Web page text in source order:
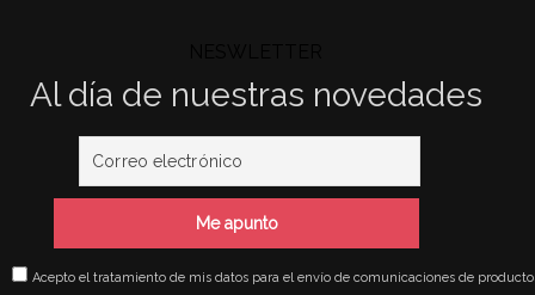
Al día de nuestras novedades
Acepto el tratamiento de mis datos para el envío de comunicaciones de